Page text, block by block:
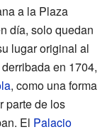
a la Plaza
día, solo quedan
lugar original al
en 1704,
, como una forma
parte de los
El Palacio